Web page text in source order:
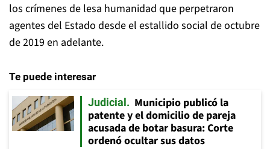
los crímenes de lesa humanidad que perpetraron
agentes del Estado desde el estallido social de octubre
de 2019 en adelante.
Te puede interesar
Judicial
Municipio publicó la
patente y el domicilio de pareja
acusada de botar basura: Corte
ordenó ocultar sus datos